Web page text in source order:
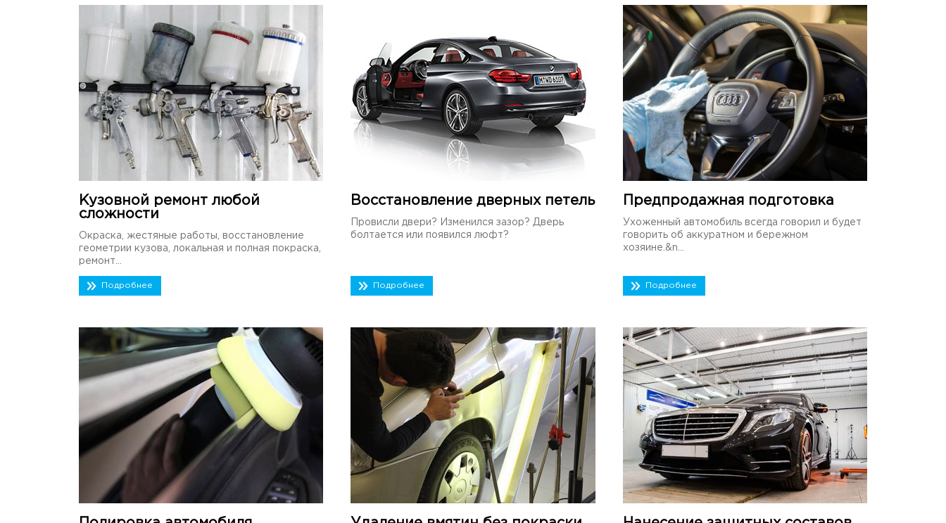
Кузовной ремонт любой
сложности
Окраска, жестяные работы, восстановление
геометрии кузова, локальная и полная покраска,
ремонт...
Подробнее
Восстановление дверных петель
Провисли двери? Изменился зазор? Дверь
болтается или появился люфт?
Подробнее
Предпродажная подготовка
Ухоженный автомобиль всегда говорил и будет
говорить об аккуратном и бережном
хозяине.&n...
Подробнее